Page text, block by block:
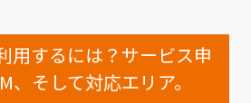
用するには？サービス申
、そして対応エリア。